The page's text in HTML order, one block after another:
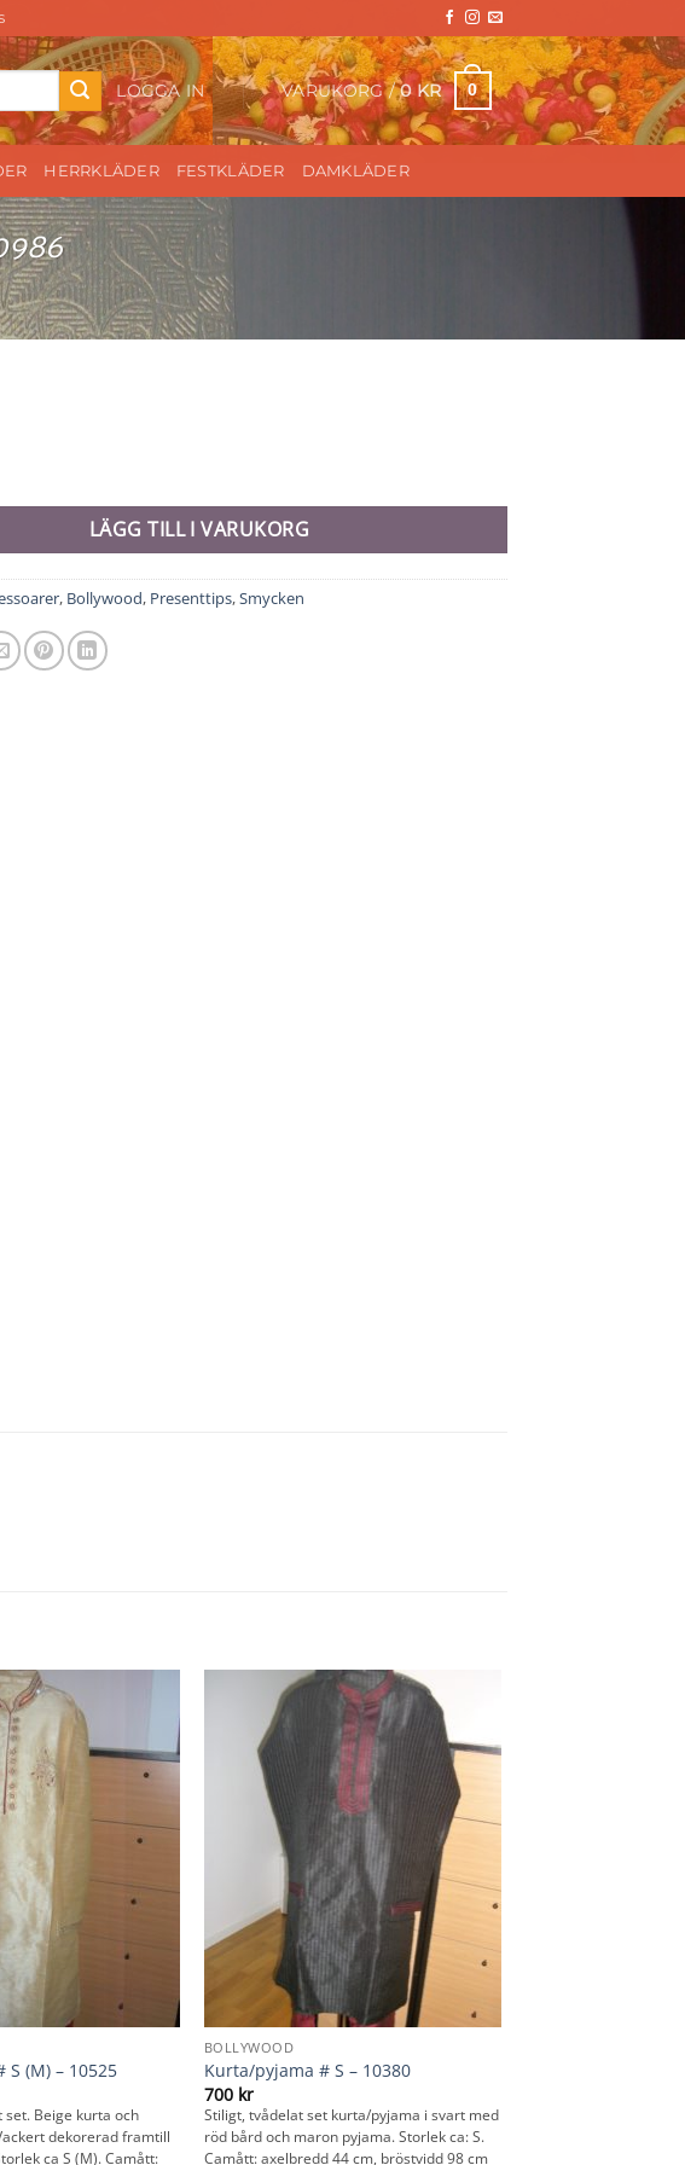
LOGGA IN VARUKORG /0 KR 0
HERRKLÄDER FESTKLÄDER DAMKLÄDER
- 10986 mängd
LÄGG TILL I VARUKORG
, Bollywood, Presenttips,Smycken
S (M) – 10525
Beige kurta och
dekorerad framtill
ca S (M). Camått:
BOLLYWOOD
Kurta/pyjama # S – 10380
700 kr
Stiligt, tvådelat set kurta/pyjama i svart med
röd bård och maron pyjama. Storlek ca: S.
Camått: axelbredd 44 cm, bröstvidd 98 cm